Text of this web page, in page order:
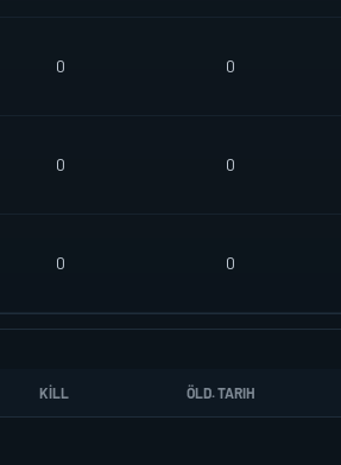
0 0
0 0
0 0
KILL ÖLD. TARIH